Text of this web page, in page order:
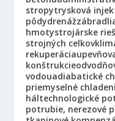
stropytrysková
pôdydrenáž
hmotystrojárske
strojných celkov
rekuperácia
konštrukcie
vodouadiabatické
priemyselné
háltechnologické
potrubie, nerezové